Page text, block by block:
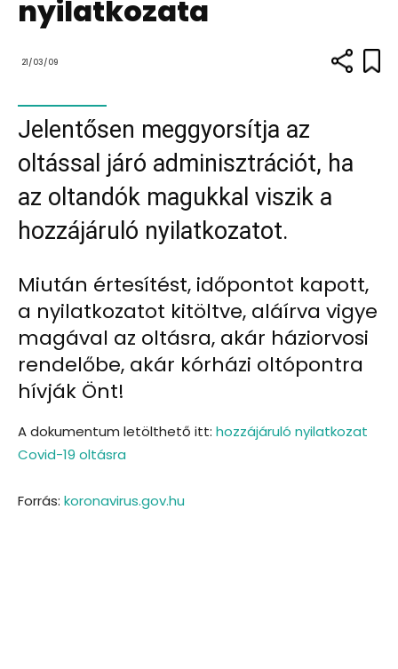
nyilatkozata
21/03/09
Jelentősen meggyorsítja az
oltással járó adminisztrációt, ha
az oltandók magukkal viszik a
hozzájáruló nyilatkozatot.
Miután értesítést, időpontot kapott,
a nyilatkozatot kitöltve, aláírva vigye
magával az oltásra, akár háziorvosi
rendelőbe, akár kórházi oltópontra
hívják Önt!
A dokumentum letölthető itt: hozzájáruló nyilatkozat
Covid-19 oltásra
Forrás: koronavirus.gov.hu